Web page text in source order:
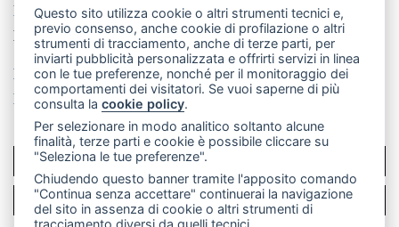
La redazione
CasateOnline LeccoOnline
RSS
Made by VIP
Privacy policy
Cookie policy
Rivedi le tue scelte sui cookie
SCRIVICI
PER LA TUA PUBBLICITÀ
Questo sito utilizza cookie o altri strumenti tecnici e,
previo consenso, anche cookie di profilazione o altri
strumenti di tracciamento, anche di terze parti, per
inviarti pubblicità personalizzata e offrirti servizi in linea
con le tue preferenze, nonché per il monitoraggio dei
comportamenti dei visitatori. Se vuoi saperne di più
consulta lacookie policy.
Per selezionare in modo analitico soltanto alcune
finalità, terze parti e cookie è possibile cliccare su
"Seleziona le tue preferenze".
Chiudendo questo banner tramite l'apposito comando
"Continua senza accettare" continuerai la navigazione
del sito in assenza di cookie o altri strumenti di